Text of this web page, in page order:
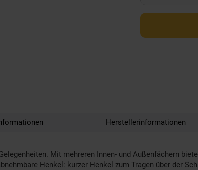
Herstellerinformationen
Mit mehreren Innen- und Außenfächern
Henkel: kurzer Henkel zum Tragen über der